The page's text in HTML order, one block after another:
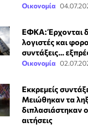
Οικονομία
ΕΦΚΑ: Έρχονται
λογιστές και
συντάξεις...
Οικονομία
Εκκρεμείς
Μειώθηκαν τα
διπλασιάστηκαν
αιτήσεις